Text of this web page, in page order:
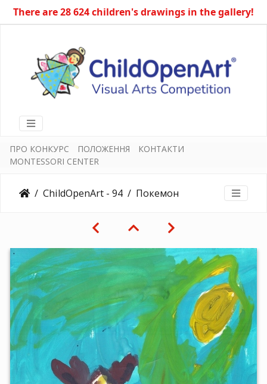
There are 28 624 children's drawings in the gallery!
ПРО КОНКУРС ПОЛОЖЕННЯ
КОНТАКТИ
MONTESSORI CENTER
ChildOpenArt - 94 Покемон